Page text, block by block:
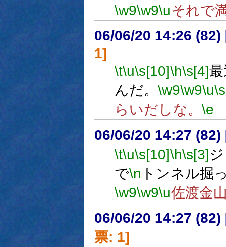
\w9\w9\uそれで
06/06/20 14:26 (82)
1]
\t\u\s[10]\h\s[4]
んだ。 \w9\w9\u
らいだしな。 \e
06/06/20 14:27 (82)
\t\u\s[10]\h\s[3]
で\n トンネル掘
\w9\w9\u佐渡金
06/06/20 14:27 (82)
票: 1]